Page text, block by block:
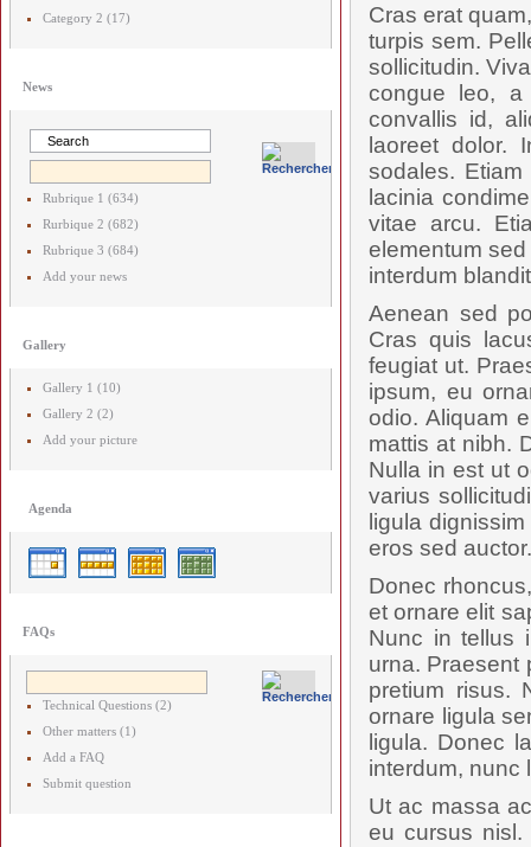
Category 2 (17)
News
Rubrique 1 (634)
Rurbique 2 (682)
Rubrique 3 (684)
Add your news
Gallery
Gallery 1 (10)
Gallery 2 (2)
Add your picture
Agenda
FAQs
Technical Questions (2)
Other matters (1)
Add a FAQ
Submit question
Cras erat
turpis sem.
sollicitudin.
congue leo, a
convallis id,
laoreet dolor.
sodales.
lacinia
vitae arcu.
elementum
interdum
Aenean sed
Cras quis
feugiat ut.
ipsum, eu
odio. Aliquam
mattis at nibh.
Nulla in est ut
varius
ligula
eros sed auctor.
Donec
et ornare elit
Nunc in tellus
urna. Praesent
pretium risus.
ornare ligula
ligula. Donec
interdum, nunc
Ut ac massa
eu cursus nisl.